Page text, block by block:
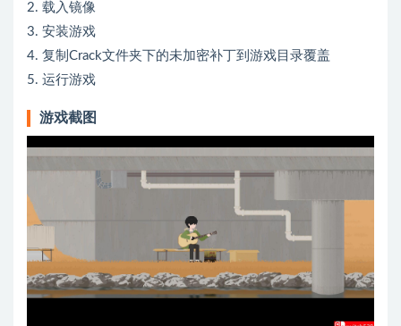
2. 载入镜像
3. 安装游戏
4. 复制Crack文件夹下的未加密补丁到游戏目录覆盖
5. 运行游戏
游戏截图